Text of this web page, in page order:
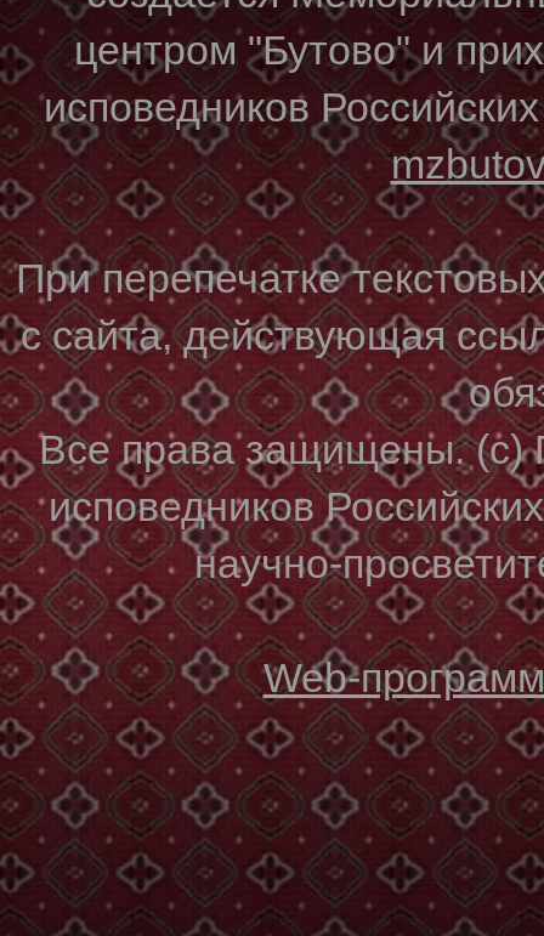
центром "Бутово" и
исповедников
При перепечатке
с сайта, действующая
Все права защищены. (с)
исповедников
научно-
Web-